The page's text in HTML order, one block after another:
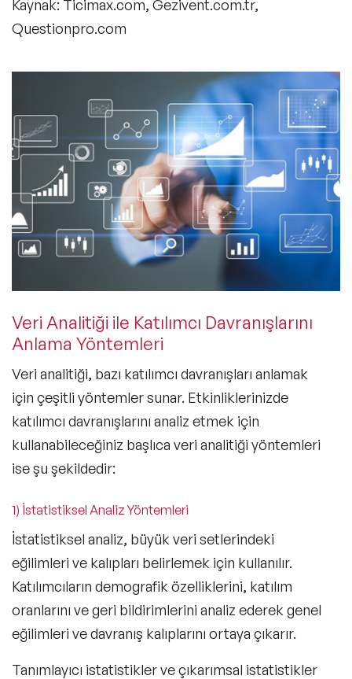
Kaynak: Ticimax.com, Gezivent.com.tr,
Questionpro.com
Veri Analitiği ile Katılımcı Davranışlarını
Anlama Yöntemleri
Veri analitiği, bazı katılımcı davranışları anlamak
için çeşitli yöntemler sunar. Etkinliklerinizde
katılımcı davranışlarını analiz etmek için
kullanabileceğiniz başlıca veri analitiği yöntemleri
ise şu şekildedir:
1) İstatistiksel Analiz Yöntemleri
İstatistiksel analiz, büyük veri setlerindeki
eğilimleri ve kalıpları belirlemek için kullanılır.
Katılımcıların demografik özelliklerini, katılım
oranlarını ve geri bildirimlerini analiz ederek genel
eğilimleri ve davranış kalıplarını ortaya çıkarır.
Tanımlayıcı istatistikler ve çıkarımsal istatistikler